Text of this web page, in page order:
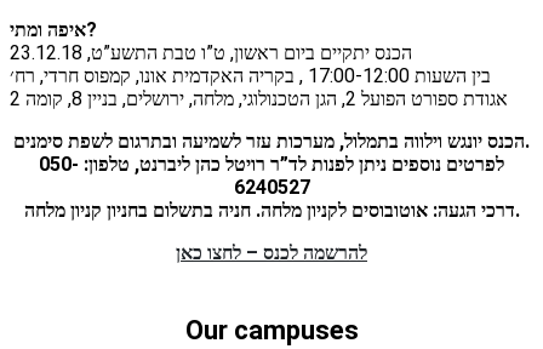
איפה ומתי?
הכנס יתקיים ביום ראשון, ט”ו טבת התשע”ט, 23.12.18
בין השעות 17:00-12:00 , בקריה האקדמית אונו, קמפוס חרדי, רח׳
אגודת ספורט הפועל 2, הגן הטכנולוגי, מלחה, ירושלים, בניין 8, קומה 2
הכנס יונגש וילווה בתמלול, מערכות עזר לשמיעה ובתרגום לשפת סימנים.
לפרטים נוספים ניתן לפנות לד”ר רויטל כהן ליברנט, טלפון: 050-
6240527
דרכי הגעה: אוטובוסים לקניון מלחה. חניה בתשלום בחניון קניון מלחה.
להרשמה לכנס – לחצו כאן
Our campuses